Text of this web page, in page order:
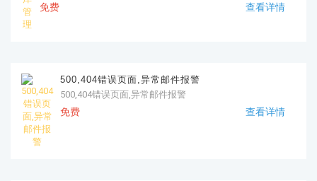
免费 查看详情
500,404错误页面,异常邮件报警
500,404错误页面,异常邮件报警
免费 查看详情